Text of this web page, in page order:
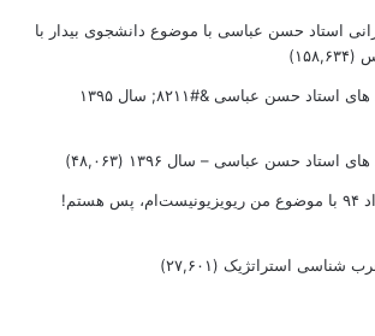
استاد حسن عباسی با موضوع دانشجوی بیدار با
(۱۵۸,۶۳۴)
حسن عباسی &#۸۲۱۱; سال ۱۳۹۵
استاد حسن عباسی – سال ۱۳۹۶ (۴۸,۰۶۳)
شناسی استراتژیک (۲۷,۶۰۱)